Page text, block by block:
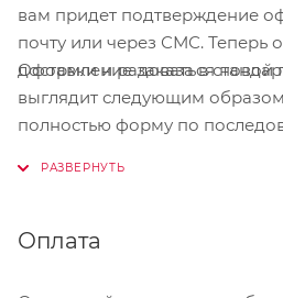
вам придет подтверждение
почту или через СМС. Теперь
доставки и радоваться новой
Оформление заказа в
выглядит следующим
полностью форму по
Нажмите кнопку «Оформить
Оплата